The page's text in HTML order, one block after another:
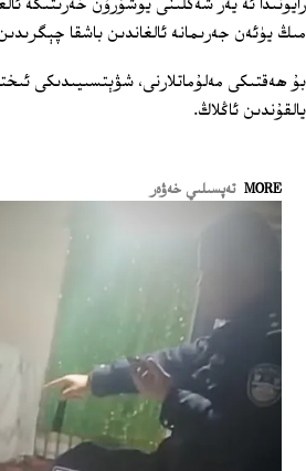
مىڭ يۈئەن جەرىمانە ئالغاندىن باشقا
بۇ ھەقتىكى مەلۇماتلارنى، شۋېتسىيىدىكى
يالقۇندىن ئاڭلاڭ.
MORE تەپسىلىي خەۋەر